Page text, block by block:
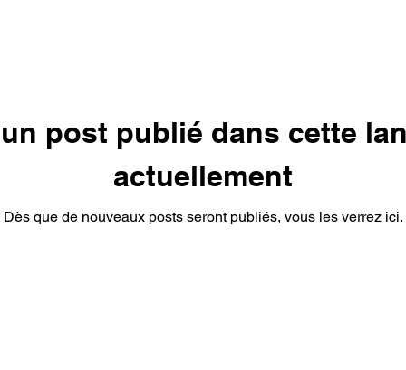
post publié dans cette
actuellement
Dès que de nouveaux posts seront publiés, vous les verrez ici.